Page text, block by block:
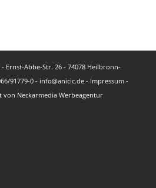
Ernst-Abbe-Str. 26 - 74078 Heilbronn-
91779-0 - info@anicic.de - Impressum -
von Neckarmedia Werbeagentur